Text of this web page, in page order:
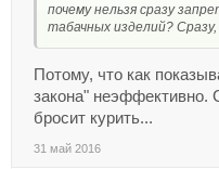
почему нельзя сразу
табачных изделий?
Потому, что как
закона" неэффективно.
бросит курить...
31 май 2016